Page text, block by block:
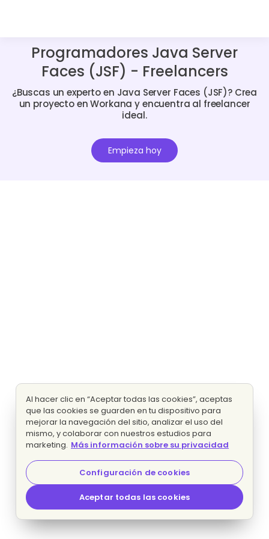
Programadores Java Server
Faces (JSF) - Freelancers
¿Buscas un experto en Java Server Faces (JSF)? Crea
un proyecto en Workana y encuentra al freelancer
ideal.
Empieza hoy
Al hacer clic en “Aceptar todas las cookies”, aceptas
que las cookies se guarden en tu dispositivo para
mejorar la navegación del sitio, analizar el uso del
mismo, y colaborar con nuestros estudios para
marketing. Más información sobre su privacidad
Configuración de cookies
Aceptar todas las cookies